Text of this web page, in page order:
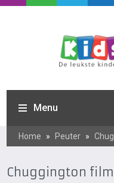
Menu
Home » Peuter »
Chuggington